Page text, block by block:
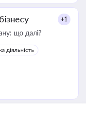
+1
що далі?
діяльність